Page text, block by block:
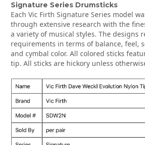
Signature Series Drumsticks
Each Vic Firth Signature Series model
through extensive research with the
a variety of musical styles. The designs
requirements in terms of balance, feel,
and cymbal color. All colored sticks
tip. All sticks are hickory unless